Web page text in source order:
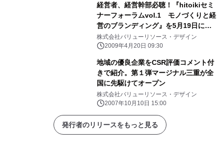
経営者、経営幹部必聴！『hitoikiセミ
ナーフォーラムvol.1 モノづくりと経
営のブランディング』を5月19日に開
催
株式会社バリューリソース・デザイン
2009年4月20日 09:30
地域の優良企業をCSR評価コメント付
きで紹介。第１弾マージナル三重が全
国に先駆けてオープン
株式会社バリューリソース・デザイン
2007年10月10日 15:00
発行者のリリースをもっと見る